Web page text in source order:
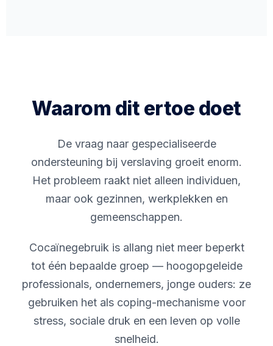
Waarom dit ertoe doet
De vraag naar gespecialiseerde
ondersteuning bij verslaving groeit enorm.
Het probleem raakt niet alleen individuen,
maar ook gezinnen, werkplekken en
gemeenschappen.
Cocaïnegebruik is allang niet meer beperkt
tot één bepaalde groep — hoogopgeleide
professionals, ondernemers, jonge ouders: ze
gebruiken het als coping-mechanisme voor
stress, sociale druk en een leven op volle
snelheid.